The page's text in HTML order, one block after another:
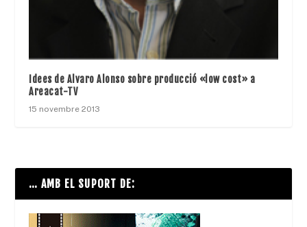
Idees de Alvaro Alonso sobre producció «low cost» a
Areacat-TV
15 novembre 2013
… AMB EL SUPORT DE: